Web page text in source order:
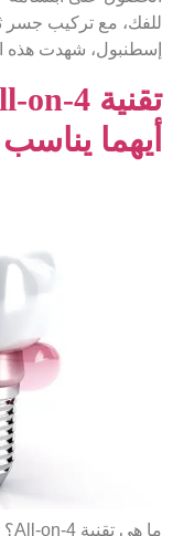
للفك، مع تركيب جسر
إسطنبول، شهدت هذه
أيهما